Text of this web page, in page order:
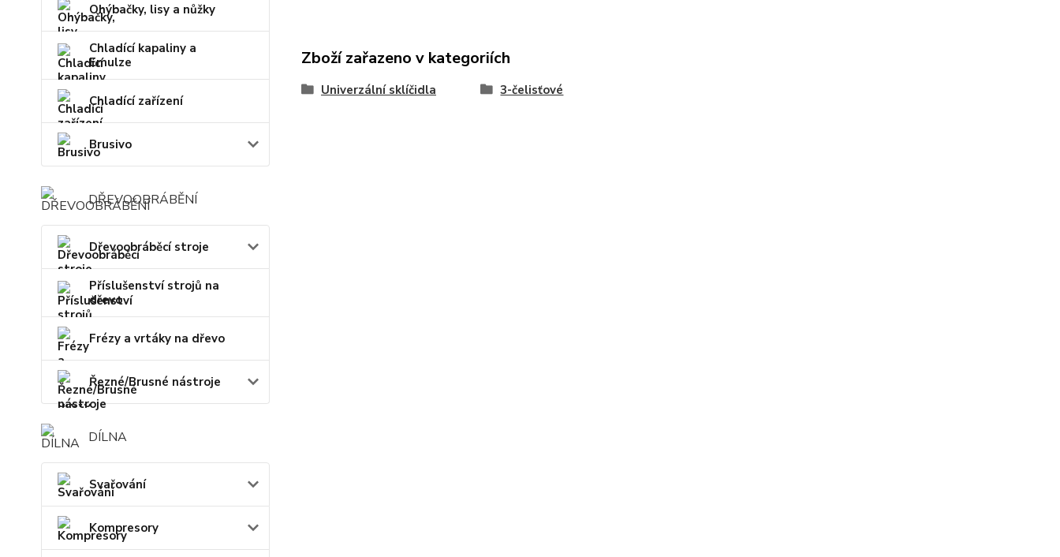
Ohýbačky, lisy a nůžky
Chladící kapaliny a
Emulze
Chladící zařízení
Brusivo
DŘEVOOBRÁBĚNÍ
Dřevoobráběcí stroje
Příslušenství strojů na
dřevo
Frézy a vrtáky na dřevo
Řezné/Brusné nástroje
DÍLNA
Svařování
Kompresory
Zboží zařazeno v kategoriích
Univerzální sklíčidla 3-čelisťové